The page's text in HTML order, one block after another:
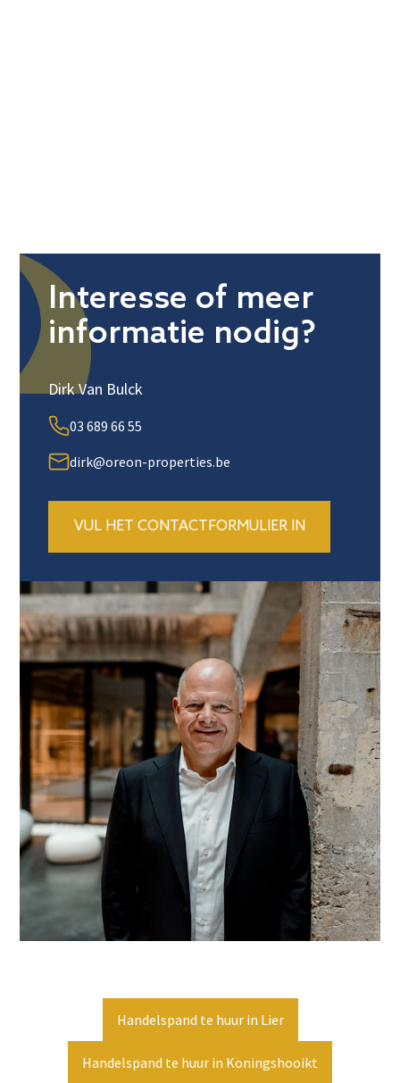
Interesse of meer
informatie nodig?
Dirk Van Bulck
03 689 66 55
dirk@oreon-properties.be
VUL HET CONTACTFORMULIER IN
Handelspand te huur in Lier
Handelspand te huur in Koningshooikt